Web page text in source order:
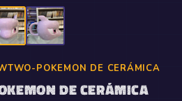
POKEMON DE CERÁMICA
DE CERÁMICA